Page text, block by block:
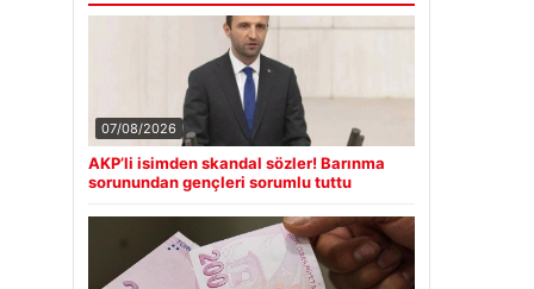
07/08/2026
AKP’li isimden skandal sözler! Barınma
sorunundan gençleri sorumlu tuttu